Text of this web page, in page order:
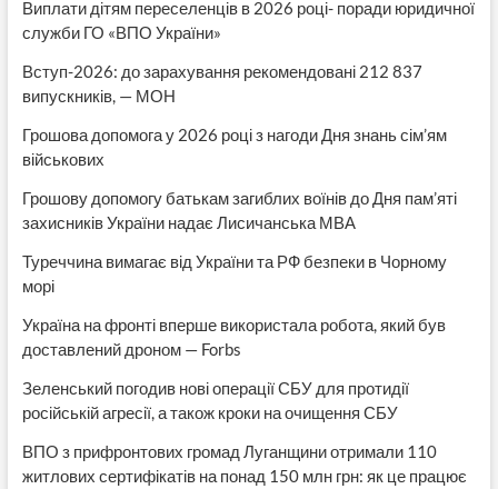
Виплати дітям переселенців в 2026 році- поради юридичної
служби ГО «ВПО України»
Вступ-2026: до зарахування рекомендовані 212 837
випускників, — МОН
Грошова допомога у 2026 році з нагоди Дня знань сім’ям
військових
Грошову допомогу батькам загиблих воїнів до Дня пам’яті
захисників України надає Лисичанська МВА
Туреччина вимагає від України та РФ безпеки в Чорному
морі
Україна на фронті вперше використала робота, який був
доставлений дроном — Forbs
Зеленський погодив нові операції СБУ для протидії
російській агресії, а також кроки на очищення СБУ
ВПО з прифронтових громад Луганщини отримали 110
житлових сертифікатів на понад 150 млн грн: як це працює